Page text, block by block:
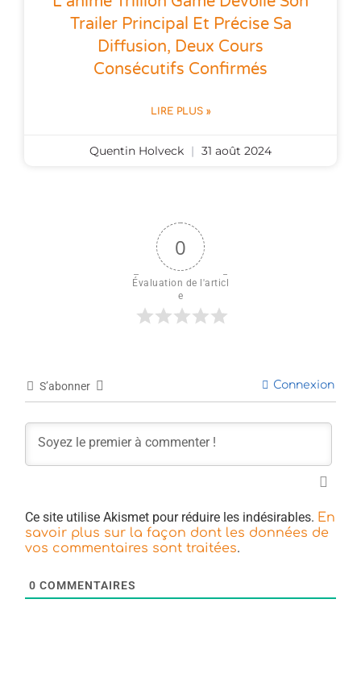
Trailer Principal Et Précise Sa
Diffusion, Deux Cours
Consécutifs Confirmés
LIRE PLUS »
Quentin Holveck 31 août 2024
0
Évaluation de l'articl
e
S’abonner Connexion
Ce site utilise Akismet pour réduire les indésirables. En
savoir plus sur la façon dont les données de
vos commentaires sont traitées.
0 COMMENTAIRES